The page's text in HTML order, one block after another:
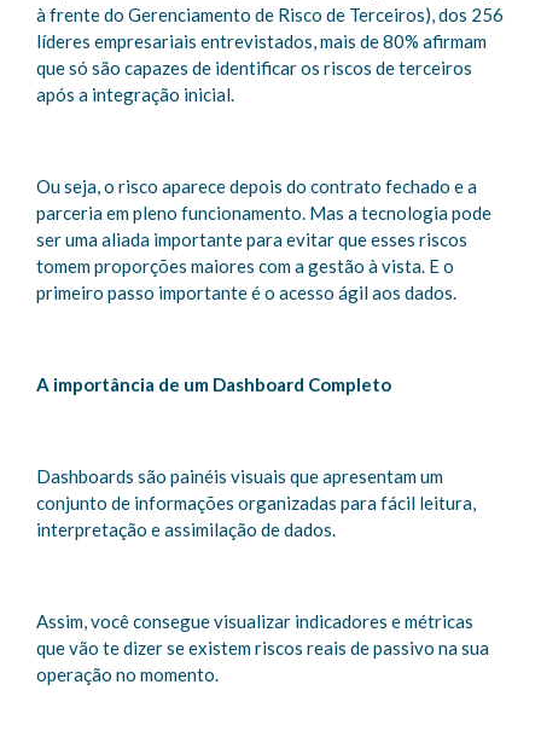
à frente do Gerenciamento de Risco de Terceiros), dos 256
líderes empresariais entrevistados, mais de 80% afirmam
que só são capazes de identificar os riscos de terceiros
após a integração inicial.
Ou seja, o risco aparece depois do contrato fechado e a
parceria em pleno funcionamento. Mas a tecnologia pode
ser uma aliada importante para evitar que esses riscos
tomem proporções maiores com a gestão à vista. E o
primeiro passo importante é o acesso ágil aos dados.
A importância de um Dashboard Completo
Dashboards são painéis visuais que apresentam um
conjunto de informações organizadas para fácil leitura,
interpretação e assimilação de dados.
Assim, você consegue visualizar indicadores e métricas
que vão te dizer se existem riscos reais de passivo na sua
operação no momento.